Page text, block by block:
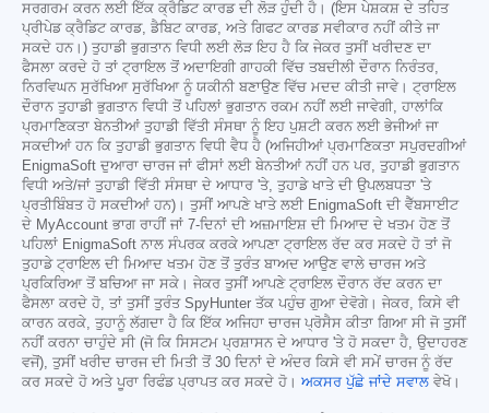
ਸਰਗਰਮ ਕਰਨ ਲਈ ਇੱਕ ਕ੍ਰੈਡਿਟ ਕਾਰਡ ਦੀ ਲੋੜ ਹੁੰਦੀ ਹੈ। (ਇਸ ਪੇਸ਼ਕਸ਼ ਦੇ ਤਹਿਤ
ਪ੍ਰੀਪੇਡ ਕ੍ਰੈਡਿਟ ਕਾਰਡ, ਡੈਬਿਟ ਕਾਰਡ, ਅਤੇ ਗਿਫਟ ਕਾਰਡ ਸਵੀਕਾਰ ਨਹੀਂ ਕੀਤੇ ਜਾ
ਸਕਦੇ ਹਨ।) ਤੁਹਾਡੀ ਭੁਗਤਾਨ ਵਿਧੀ ਲਈ ਲੋੜ ਇਹ ਹੈ ਕਿ ਜੇਕਰ ਤੁਸੀਂ ਖਰੀਦਣ ਦਾ
ਫੈਸਲਾ ਕਰਦੇ ਹੋ ਤਾਂ ਟ੍ਰਾਇਲ ਤੋਂ ਅਦਾਇਗੀ ਗਾਹਕੀ ਵਿੱਚ ਤਬਦੀਲੀ ਦੌਰਾਨ ਨਿਰੰਤਰ,
ਨਿਰਵਿਘਨ ਸੁਰੱਖਿਆ ਸੁਰੱਖਿਆ ਨੂੰ ਯਕੀਨੀ ਬਣਾਉਣ ਵਿੱਚ ਮਦਦ ਕੀਤੀ ਜਾਵੇ। ਟ੍ਰਾਇਲ
ਦੌਰਾਨ ਤੁਹਾਡੀ ਭੁਗਤਾਨ ਵਿਧੀ ਤੋਂ ਪਹਿਲਾਂ ਭੁਗਤਾਨ ਰਕਮ ਨਹੀਂ ਲਈ ਜਾਵੇਗੀ, ਹਾਲਾਂਕਿ
ਪ੍ਰਮਾਣਿਕਤਾ ਬੇਨਤੀਆਂ ਤੁਹਾਡੀ ਵਿੱਤੀ ਸੰਸਥਾ ਨੂੰ ਇਹ ਪੁਸ਼ਟੀ ਕਰਨ ਲਈ ਭੇਜੀਆਂ ਜਾ
ਸਕਦੀਆਂ ਹਨ ਕਿ ਤੁਹਾਡੀ ਭੁਗਤਾਨ ਵਿਧੀ ਵੈਧ ਹੈ (ਅਜਿਹੀਆਂ ਪ੍ਰਮਾਣਿਕਤਾ ਸਪੁਰਦਗੀਆਂ
EnigmaSoft ਦੁਆਰਾ ਚਾਰਜ ਜਾਂ ਫੀਸਾਂ ਲਈ ਬੇਨਤੀਆਂ ਨਹੀਂ ਹਨ ਪਰ, ਤੁਹਾਡੀ ਭੁਗਤਾਨ
ਵਿਧੀ ਅਤੇ/ਜਾਂ ਤੁਹਾਡੀ ਵਿੱਤੀ ਸੰਸਥਾ ਦੇ ਆਧਾਰ 'ਤੇ, ਤੁਹਾਡੇ ਖਾਤੇ ਦੀ ਉਪਲਬਧਤਾ 'ਤੇ
ਪ੍ਰਤੀਬਿੰਬਤ ਹੋ ਸਕਦੀਆਂ ਹਨ)। ਤੁਸੀਂ ਆਪਣੇ ਖਾਤੇ ਲਈ EnigmaSoft ਦੀ ਵੈੱਬਸਾਈਟ
ਦੇ MyAccount ਭਾਗ ਰਾਹੀਂ ਜਾਂ 7-ਦਿਨਾਂ ਦੀ ਅਜ਼ਮਾਇਸ਼ ਦੀ ਮਿਆਦ ਦੇ ਖਤਮ ਹੋਣ ਤੋਂ
ਪਹਿਲਾਂ EnigmaSoft ਨਾਲ ਸੰਪਰਕ ਕਰਕੇ ਆਪਣਾ ਟ੍ਰਾਇਲ ਰੱਦ ਕਰ ਸਕਦੇ ਹੋ ਤਾਂ ਜੋ
ਤੁਹਾਡੇ ਟ੍ਰਾਇਲ ਦੀ ਮਿਆਦ ਖਤਮ ਹੋਣ ਤੋਂ ਤੁਰੰਤ ਬਾਅਦ ਆਉਣ ਵਾਲੇ ਚਾਰਜ ਅਤੇ
ਪ੍ਰਕਿਰਿਆ ਤੋਂ ਬਚਿਆ ਜਾ ਸਕੇ। ਜੇਕਰ ਤੁਸੀਂ ਆਪਣੇ ਟ੍ਰਾਇਲ ਦੌਰਾਨ ਰੱਦ ਕਰਨ ਦਾ
ਫੈਸਲਾ ਕਰਦੇ ਹੋ, ਤਾਂ ਤੁਸੀਂ ਤੁਰੰਤ SpyHunter ਤੱਕ ਪਹੁੰਚ ਗੁਆ ਦੇਵੋਗੇ। ਜੇਕਰ, ਕਿਸੇ ਵੀ
ਕਾਰਨ ਕਰਕੇ, ਤੁਹਾਨੂੰ ਲੱਗਦਾ ਹੈ ਕਿ ਇੱਕ ਅਜਿਹਾ ਚਾਰਜ ਪ੍ਰੋਸੈਸ ਕੀਤਾ ਗਿਆ ਸੀ ਜੋ ਤੁਸੀਂ
ਨਹੀਂ ਕਰਨਾ ਚਾਹੁੰਦੇ ਸੀ (ਜੋ ਕਿ ਸਿਸਟਮ ਪ੍ਰਸ਼ਾਸਨ ਦੇ ਆਧਾਰ 'ਤੇ ਹੋ ਸਕਦਾ ਹੈ, ਉਦਾਹਰਣ
ਵਜੋਂ), ਤੁਸੀਂ ਖਰੀਦ ਚਾਰਜ ਦੀ ਮਿਤੀ ਤੋਂ 30 ਦਿਨਾਂ ਦੇ ਅੰਦਰ ਕਿਸੇ ਵੀ ਸਮੇਂ ਚਾਰਜ ਨੂੰ ਰੱਦ
ਕਰ ਸਕਦੇ ਹੋ ਅਤੇ ਪੂਰਾ ਰਿਫੰਡ ਪ੍ਰਾਪਤ ਕਰ ਸਕਦੇ ਹੋ। ਅਕਸਰ ਪੁੱਛੇ ਜਾਂਦੇ ਸਵਾਲ ਵੇਖੋ।